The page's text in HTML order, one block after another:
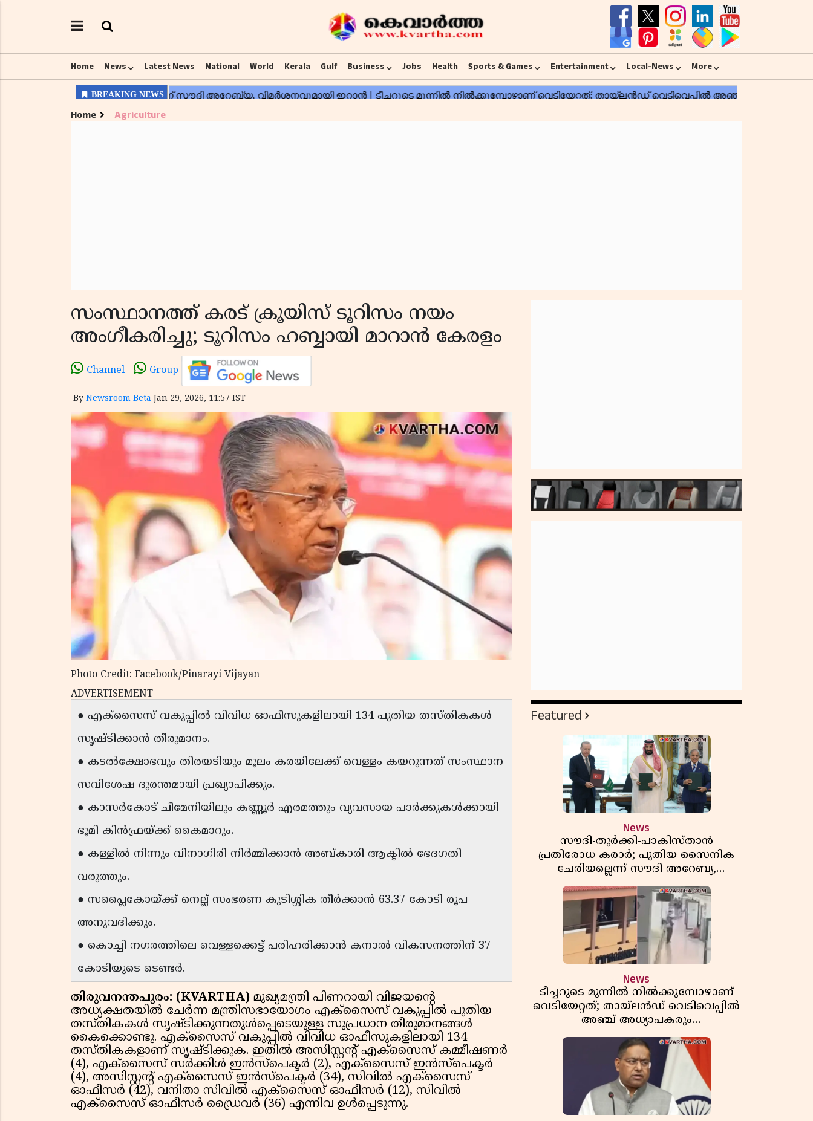
Home News Latest News National World Kerala Gulf Business Jobs Health Sports & Games Entertainment Local-News More
Home Agriculture
സംസ്ഥാനത്ത് കരട് ക്രൂയിസ് ടൂറിസം നയം
അംഗീകരിച്ചു; ടൂറിസം ഹബ്ബായി മാറാന്‍ കേരളം
Channel Group
By Newsroom Beta Jan 29, 2026, 11:57 IST
Photo Credit: Facebook/Pinarayi Vijayan
ADVERTISEMENT
● എക്‌സൈസ് വകുപ്പിൽ വിവിധ ഓഫീസുകളിലായി 134 പുതിയ തസ്തികകൾ
സൃഷ്ടിക്കാൻ തീരുമാനം.
● കടൽക്ഷോഭവും തിരയടിയും മൂലം കരയിലേക്ക് വെള്ളം കയറുന്നത് സംസ്ഥാന
സവിശേഷ ദുരന്തമായി പ്രഖ്യാപിക്കും.
● കാസർകോട് ചീമേനിയിലും കണ്ണൂർ എരമത്തും വ്യവസായ പാർക്കുകൾക്കായി
ഭൂമി കിൻഫ്രയ്ക്ക് കൈമാറും.
● കള്ളിൽ നിന്നും വിനാഗിരി നിർമ്മിക്കാൻ അബ്കാരി ആക്ടിൽ ഭേദഗതി
വരുത്തും.
● സപ്ലൈകോയ്ക്ക് നെല്ല് സംഭരണ കുടിശ്ശിക തീർക്കാൻ 63.37 കോടി രൂപ
അനുവദിക്കും.
● കൊച്ചി നഗരത്തിലെ വെള്ളക്കെട്ട് പരിഹരിക്കാൻ കനാൽ വികസനത്തിന് 37
കോടിയുടെ ടെണ്ടർ.
തിരുവനന്തപുരം: (KVARTHA) മുഖ്യമന്ത്രി പിണറായി വിജയൻ്റെ
അധ്യക്ഷതയില്‍ ചേര്‍ന്ന മന്ത്രിസഭായോഗം എക്‌സൈസ് വകുപ്പില്‍ പുതിയ
തസ്തികകള്‍ സൃഷ്ടിക്കുന്നതുള്‍പ്പെടെയുള്ള സുപ്രധാന തീരുമാനങ്ങള്‍
കൈക്കൊണ്ടു. എക്‌സൈസ് വകുപ്പില്‍ വിവിധ ഓഫീസുകളിലായി 134
തസ്തികകളാണ് സൃഷ്ടിക്കുക. ഇതില്‍ അസിസ്റ്റന്റ് എക്‌സൈസ് കമ്മീഷണര്‍
(4), എക്‌സൈസ് സര്‍ക്കിള്‍ ഇന്‍സ്‌പെക്ടര്‍ (2), എക്‌സൈസ് ഇന്‍സ്‌പെക്ടര്‍
(4), അസിസ്റ്റന്റ് എക്‌സൈസ് ഇന്‍സ്‌പെക്ടര്‍ (34), സിവില്‍ എക്‌സൈസ്
ഓഫീസര്‍ (42), വനിതാ സിവില്‍ എക്‌സൈസ് ഓഫീസര്‍ (12), സിവില്‍
എക്‌സൈസ് ഓഫീസര്‍ ഡ്രൈവര്‍ (36) എന്നിവ ഉള്‍പ്പെടുന്നു.
Featured
News
സൗദി-തുർക്കി-പാകിസ്താൻ
പ്രതിരോധ കരാർ; പുതിയ സൈനിക
ചേരിയല്ലെന്ന് സൗദി അറേബ്യ,
വിമർശനവുമായി ഇറാൻ
News
ടീച്ചറുടെ മുന്നിൽ നിൽക്കുമ്പോഴാണ്
വെടിയേറ്റത്; തായ്‌ലൻഡ് വെടിവെപ്പിൽ
അഞ്ച് അധ്യാപകരും
മുത്തശ്ശീമുത്തശ്ശന്മാരും കൊല്ലപ്പെട്ടു,
മരണസംഖ്യ 7; ഞെട്ടിക്കുന്ന
വെളിപ്പെടുത്തലുകൾ